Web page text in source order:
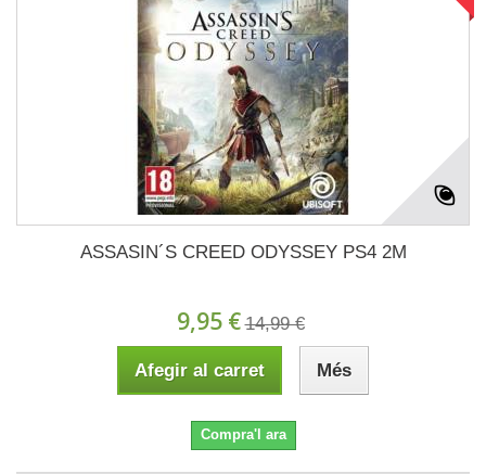
ASSASIN´S CREED ODYSSEY PS4 2M
9,95 € 14,99 €
Afegir al carret Més
Compra'l ara